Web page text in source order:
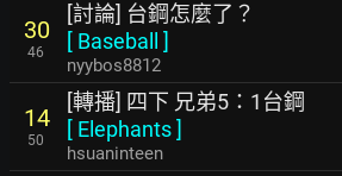
30
46
[討論] 台鋼怎麼了？
[ Baseball ]
nyybos8812
14
50
[轉播] 四下 兄弟5：1台鋼
[ Elephants]
hsuaninteen